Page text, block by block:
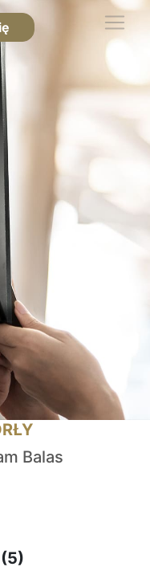
Balas
(5)